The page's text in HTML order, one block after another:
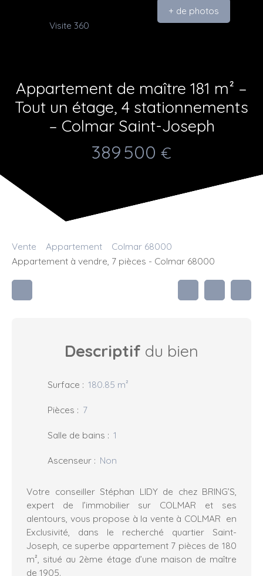
Visite 360
+ de photos
Appartement de maître 181 m² –
Tout un étage, 4 stationnements
– Colmar Saint-Joseph
389 500 €
Vente Appartement
Colmar 68000
Appartement à vendre, 7 pièces - Colmar 68000
Descriptif du bien
Surface : 180.85 m²
Pièces : 7
Salle de bains : 1
Ascenseur : Non
Votre conseiller Stéphan LIDY de chez BRING’S,
expert de l’immobilier sur COLMAR et ses
alentours, vous propose à la vente à COLMAR en
Exclusivité, dans le recherché quartier Saint-
Joseph, ce superbe appartement 7 pièces de 180
m², situé au 2ème étage d’une maison de maître
de 1905.